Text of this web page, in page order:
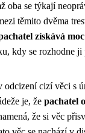
oba se týkají
těmito dvěma
získává
kdy se rozhodne
cizí věci s
je, že pachatel
že si věc